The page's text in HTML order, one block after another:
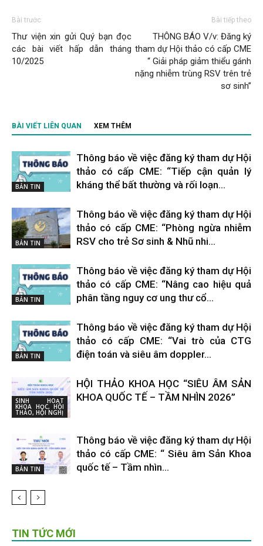
Bài trước
Thư viện xin gửi Quý bạn đọc
các bài viết hấp dẫn tháng
10/2025
Bài tiếp theo
THÔNG BÁO V/v: Đăng ký
tham dự Hội thảo có cấp CME
“ Giải pháp giảm thiểu gánh
nặng nhiễm trùng RSV trên trẻ
sơ sinh”
BÀI VIẾT LIÊN QUAN XEM THÊM
BẢN TIN
Thông báo về việc đăng ký tham dự Hội
thảo có cấp CME: “Tiếp cận quản lý
kháng thể bất thường và rối loạn...
BẢN TIN
Thông báo về việc đăng ký tham dự Hội
thảo có cấp CME: “Phòng ngừa nhiễm
RSV cho trẻ Sơ sinh & Nhũ nhi...
BẢN TIN
Thông báo về việc đăng ký tham dự Hội
thảo có cấp CME: “Nâng cao hiệu quả
phân tầng nguy cơ ung thư cổ...
BẢN TIN
Thông báo về việc đăng ký tham dự Hội
thảo có cấp CME: “Vai trò của CTG
điện toán và siêu âm doppler...
SINH HOẠT
KHOA HỌC, HỘI
THẢO, HỘI NGHỊ
HỘI THẢO KHOA HỌC “SIÊU ÂM SẢN
KHOA QUỐC TẾ – TẦM NHÌN 2026”
BẢN TIN
Thông báo về việc đăng ký tham dự Hội
thảo có cấp CME: “ Siêu âm Sản Khoa
quốc tế – Tầm nhìn...
TIN TỨC MỚI